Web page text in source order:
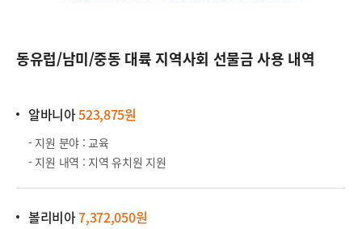
동유럽/남미/중동 대륙 지역사회 선물금 사용 내역
알바니아523,875원
- 지원 분야 : 교육
- 지원 내역 : 지역 유치원 지원
볼리비아7,372,050원